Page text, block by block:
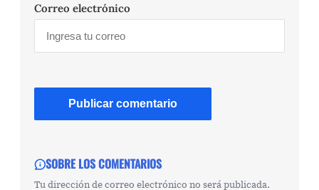
Correo electrónico
SOBRE LOS COMENTARIOS
Tu dirección de correo electrónico no será publicada.